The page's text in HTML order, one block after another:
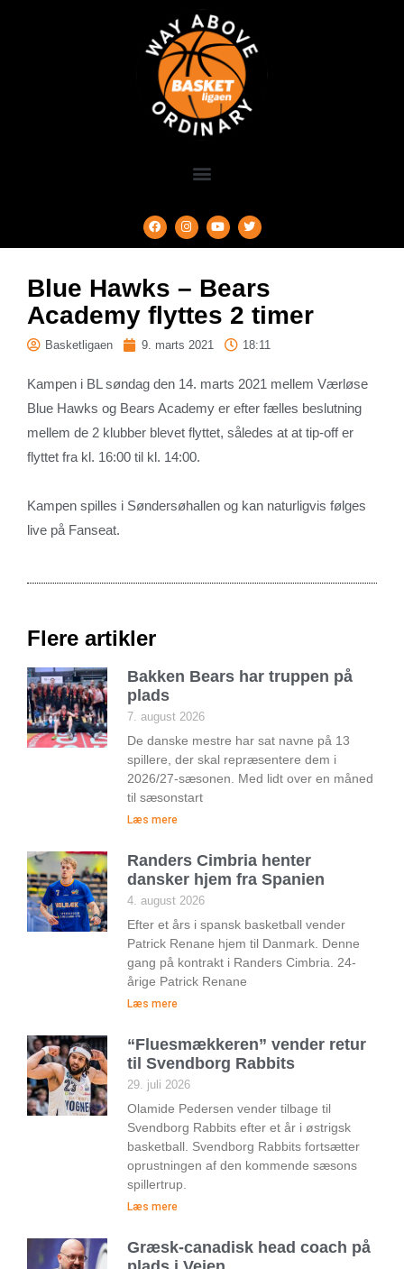
Blue Hawks – Bears
Academy flyttes 2 timer
Basketligaen 9. marts 2021 18:11
Kampen i BL søndag den 14. marts 2021 mellem Værløse
Blue Hawks og Bears Academy er efter fælles beslutning
mellem de 2 klubber blevet flyttet, således at at tip-off er
flyttet fra kl. 16:00 til kl. 14:00.
Kampen spilles i Søndersøhallen og kan naturligvis følges
live på Fanseat.
Flere artikler
Bakken Bears har truppen på
plads
7. august 2026
De danske mestre har sat navne på 13
spillere, der skal repræsentere dem i
2026/27-sæsonen. Med lidt over en måned
til sæsonstart
Læs mere
Randers Cimbria henter
dansker hjem fra Spanien
4. august 2026
Efter et års i spansk basketball vender
Patrick Renane hjem til Danmark. Denne
gang på kontrakt i Randers Cimbria. 24-
årige Patrick Renane
Læs mere
“Fluesmækkeren” vender retur
til Svendborg Rabbits
29. juli 2026
Olamide Pedersen vender tilbage til
Svendborg Rabbits efter et år i østrigsk
basketball. Svendborg Rabbits fortsætter
oprustningen af den kommende sæsons
spillertrup.
Læs mere
Græsk-canadisk head coach på